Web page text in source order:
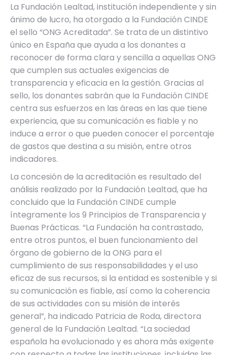
La Fundación Lealtad, institución independiente y sin
ánimo de lucro, ha otorgado a la Fundación CINDE
el sello “ONG Acreditada”. Se trata de un distintivo
único en España que ayuda a los donantes a
reconocer de forma clara y sencilla a aquellas ONG
que cumplen sus actuales exigencias de
transparencia y eficacia en la gestión. Gracias al
sello, los donantes sabrán que la Fundación CINDE
centra sus esfuerzos en las áreas en las que tiene
experiencia, que su comunicación es fiable y no
induce a error o que pueden conocer el porcentaje
de gastos que destina a su misión, entre otros
indicadores.
La concesión de la acreditación es resultado del
análisis realizado por la Fundación Lealtad, que ha
concluido que la Fundación CINDE cumple
íntegramente los 9 Principios de Transparencia y
Buenas Prácticas. “La Fundación ha contrastado,
entre otros puntos, el buen funcionamiento del
órgano de gobierno de la ONG para el
cumplimiento de sus responsabilidades y el uso
eficaz de sus recursos, si la entidad es sostenible y si
su comunicación es fiable, así como la coherencia
de sus actividades con su misión de interés
general”, ha indicado Patricia de Roda, directora
general de la Fundación Lealtad. “La sociedad
española ha evolucionado y es ahora más exigente